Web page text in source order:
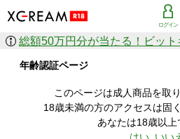
ログイン
作品を探す
ジャンル
人気のセール中商品
すべての作品から探す
年齢認証ページ
このページは成人商品を取
18歳未満の方のアクセスは固
あなたは18歳以上